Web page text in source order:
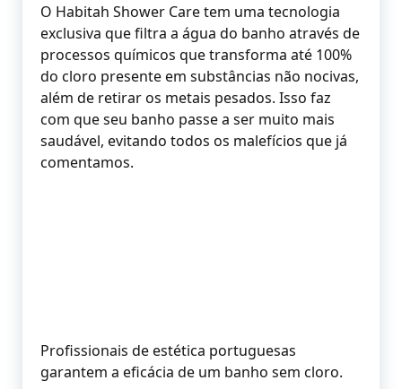
O Habitah Shower Care tem uma tecnologia
exclusiva que filtra a água do banho através de
processos químicos que transforma até 100%
do cloro presente em substâncias não nocivas,
além de retirar os metais pesados. Isso faz
com que seu banho passe a ser muito mais
saudável, evitando todos os malefícios que já
comentamos.
Profissionais de estética portuguesas
garantem a eficácia de um banho sem cloro.